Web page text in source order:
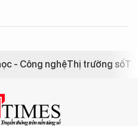
- Công nghệThị trường số